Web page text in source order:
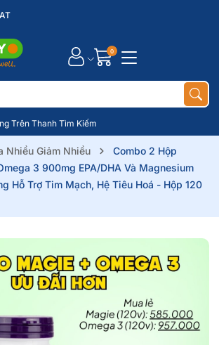
Trên Thanh Tìm Kiếm
0
Nhiều Giảm Nhiều
Combo 2 Hộp
3 900mg EPA/DHA Và Magnesium
Hỗ Trợ Tim Mạch, Hệ Tiêu Hoá - Hộp 120